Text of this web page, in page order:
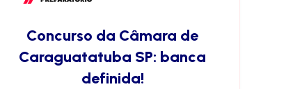
Concurso da Câmara de
Caraguatatuba SP: banca
definida!